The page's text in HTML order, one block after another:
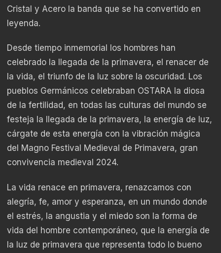
Cristal y Acero la banda que se ha convertido en
leyenda.
Desde tiempo inmemorial los hombres han
celebrado la llegada de la primavera, el renacer de
la vida, el triunfo de la luz sobre la oscuridad. Los
pueblos Germánicos celebraban OSTARA la diosa
de la fertilidad, en todas las culturas del mundo se
festeja la llegada de la primavera, la energía de luz,
cárgate de esta energía con la vibración mágica
del Magno Festival Medieval de Primavera, gran
convivencia medieval 2024.
La vida renace en primavera, renazcamos con
alegría, fe, amor y esperanza, en un mundo donde
el estrés, la angustia y el miedo son la forma de
vida del hombre contemporáneo, que la energía de
la luz de primavera que representa todo lo bueno